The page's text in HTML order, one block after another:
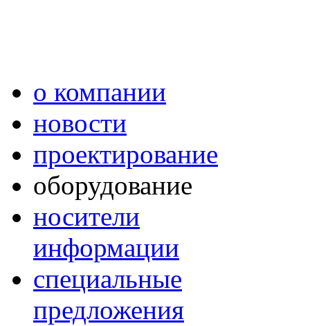
о компании
новости
проектирование
оборудование
носители
информации
специальные
предложения